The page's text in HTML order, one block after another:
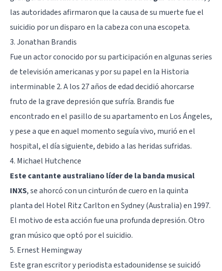
las autoridades afirmaron que la causa de su muerte fue el
suicidio por un disparo en la cabeza con una escopeta.
3. Jonathan Brandis
Fue un actor conocido por su participación en algunas series
de televisión americanas y por su papel en la Historia
interminable 2. A los 27 años de edad decidió ahorcarse
fruto de la grave depresión que sufría. Brandis fue
encontrado en el pasillo de su apartamento en Los Ángeles,
y pese a que en aquel momento seguía vivo, murió en el
hospital, el día siguiente, debido a las heridas sufridas.
4. Michael Hutchence
Este cantante australiano líder de la banda musical
INXS, se ahorcó con un cinturón de cuero en la quinta
planta del Hotel Ritz Carlton en Sydney (Australia) en 1997.
El motivo de esta acción fue una profunda depresión. Otro
gran músico que optó por el suicidio.
5. Ernest Hemingway
Este gran escritor y periodista estadounidense se suicidó